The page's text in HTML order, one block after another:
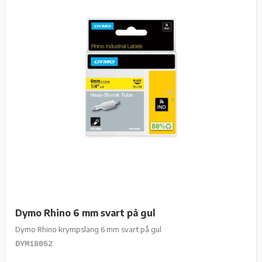
Dymo Rhino 6 mm svart på gul
Dymo Rhino krympslang 6 mm svart på gul
DYM18052